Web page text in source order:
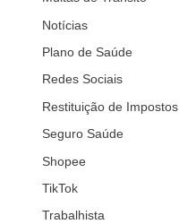
Notícias
Plano de Saúde
Redes Sociais
Restituição de Impostos
Seguro Saúde
Shopee
TikTok
Trabalhista